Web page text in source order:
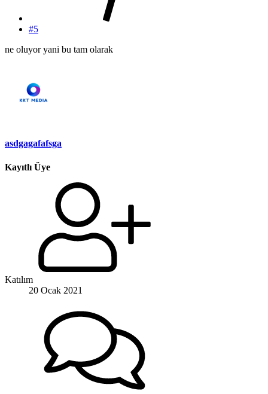
#5
ne oluyor yani bu tam olarak
asdgagafafsga
Kayıtlı Üye
Katılım
20 Ocak 2021